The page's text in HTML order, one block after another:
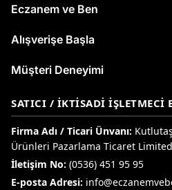
Eczanem ve Ben
Alışverişe Başla
Müşteri Deneyimi
SATICI / İKTISADI İŞLETMECI
Firma Adı / Ticari Ünvanı:
Ürünleri Pazarlama Ticaret
İletişim No: (0536) 451 95 95
E-posta Adresi: